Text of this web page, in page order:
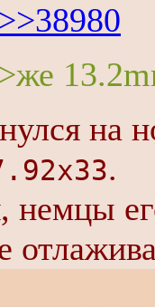
>>38980
>же
.
немцы